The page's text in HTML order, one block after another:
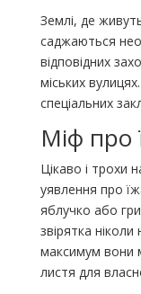
Землі, де
саджаються
відповідних
міських
спеціальних
Міф про
Цікаво і трохи
уявлення про
яблучко або
звірятка
максимум вони
листя для